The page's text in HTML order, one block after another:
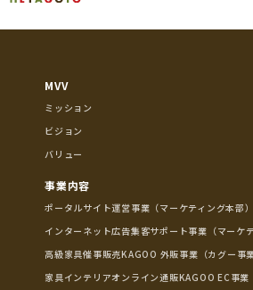
MVV
ミッション
ビジョン
バリュー
事業内容
ポータルサイト運営事業（マーケティング本部）
インターネット広告集客サポート事業（マーケ
高級家具催事販売KAGOO 外販事業（カグー事業
家具インテリアオンライン通販KAGOO EC事業